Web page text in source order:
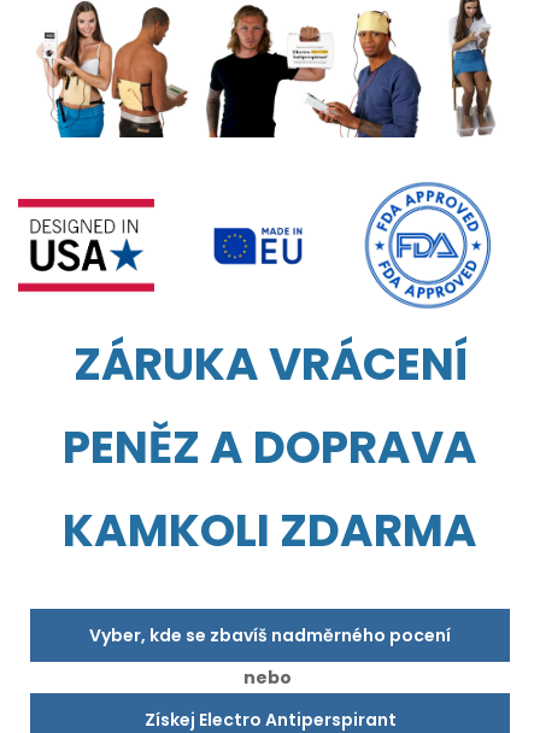
ZÁRUKA VRÁCENÍ
PENĚZ A DOPRAVA
KAMKOLI ZDARMA
Vyber, kde se zbavíš nadměrného pocení
nebo
Získej Electro Antiperspirant